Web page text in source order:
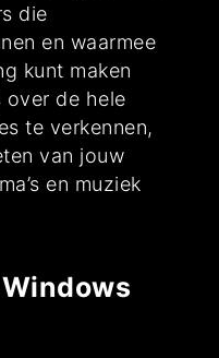
die
en waarmee
kunt maken
over de hele
te verkennen,
van jouw
en muziek